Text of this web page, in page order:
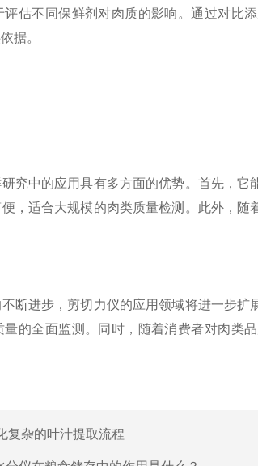
不同保鲜剂对肉质的影响。通过对比
据。
中的应用具有多方面的优势。首先，它
，适合大规模的肉类质量检测。此外，
进步，剪切力仪的应用领域将进一步扩
的全面监测。同时，随着消费者对肉类
复杂的叶汁提取流程